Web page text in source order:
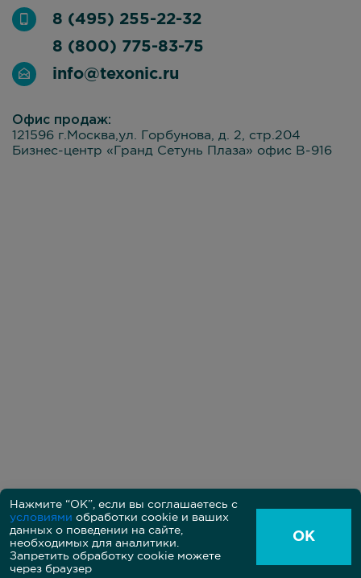
8 (495) 255-22-32
8 (800) 775-83-75
info@texonic.ru
Офис продаж:
121596 г.Москва,ул. Горбунова, д. 2, стр.204
Бизнес-центр «Гранд Сетунь Плаза» офис В-916
Политика в области обработки персональных данных
Пользовательское соглашение между владельцем и
пользователем сайта
Согласие на обработку персональных данных на сайте
Нажмите “ОК”, если вы соглашаетесь с
условиями обработки cookie и ваших
данных о поведении на сайте,
необходимых для аналитики.
Запретить обработку cookie можете
через браузер
ОК